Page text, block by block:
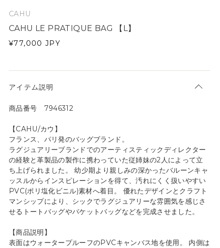
CAHU
CAHU LE PRATIQUE BAG 【L】
¥77,000 JPY
アイテム説明
商品番号 7946312
【CAHU/カウ】
フランス、パリ発のバッグブランド。
ラグジュアリーブランドでのアーティスティックディレクター
の経験と革製品の製作に携わっていた従姉妹の2人によって立
ち上げられました。 幼少期より親しみの深かったバルーンキャ
ッスルからインスピレーションを得て、汚れにくく扱いやすい
PVC(ポリ塩化ビニル)素材へ着目。 優れたデザインとクラフト
マンシップにより、シックでラグジュアリーな雰囲気を感じさ
せるトートバッグやバケットバッグなどを完成させました。
【商品説明】
表面はウォータープルーフのPVCキャンバス地を使用。 内側は